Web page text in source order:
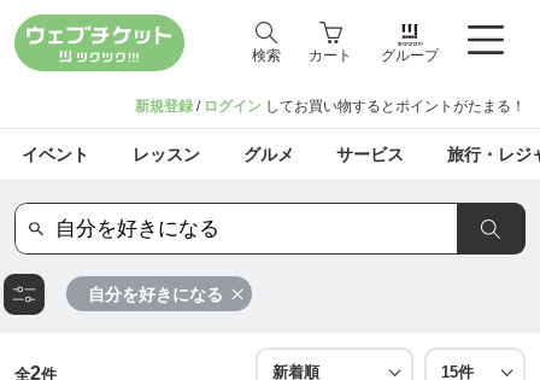
検索 カート グループ
新規登録 / ログイン してお買い物するとポイントがたまる！
イベント レッスン グルメ サービス 旅行・レジ
自分を好きになる
全2件